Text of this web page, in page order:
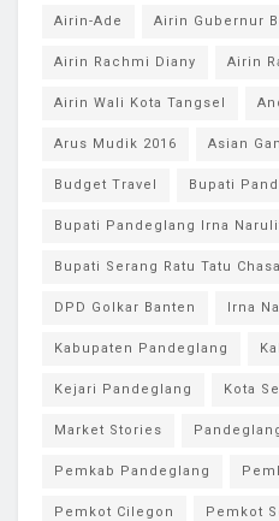
Airin-Ade Airin Gubernur
Airin Rachmi Diany Airin
Airin Wali Kota Tangsel
Arus Mudik 2016 Asian
Budget Travel Bupati
Bupati Pandeglang Irna
Bupati Serang Ratu Tatu
DPD Golkar Banten Irna
Kabupaten Pandeglang
Kejari Pandeglang Kota
Market Stories
Pemkab Pandeglang
Pemkot Cilegon Pemkot